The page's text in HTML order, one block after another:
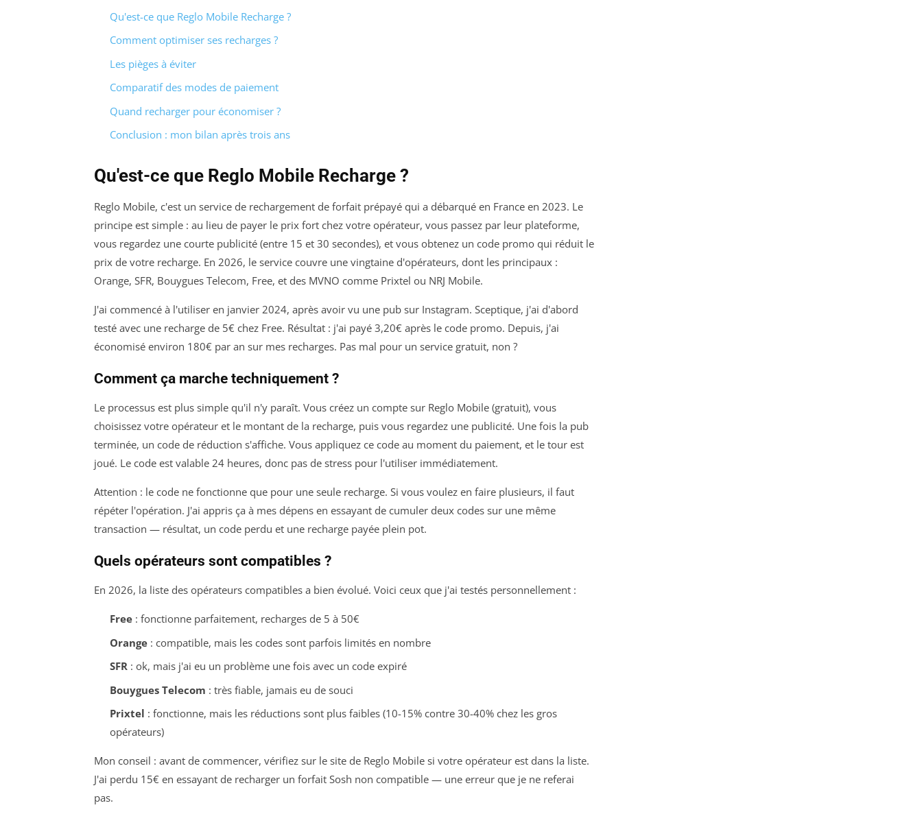
Qu'est-ce que Reglo Mobile Recharge ?
Comment optimiser ses recharges ?
Les pièges à éviter
Comparatif des modes de paiement
Quand recharger pour économiser ?
Conclusion : mon bilan après trois ans
Qu'est-ce que Reglo Mobile Recharge ?
Reglo Mobile, c'est un service de rechargement de forfait prépayé qui a débarqué en France en 2023. Le
principe est simple : au lieu de payer le prix fort chez votre opérateur, vous passez par leur plateforme,
vous regardez une courte publicité (entre 15 et 30 secondes), et vous obtenez un code promo qui réduit le
prix de votre recharge. En 2026, le service couvre une vingtaine d'opérateurs, dont les principaux :
Orange, SFR, Bouygues Telecom, Free, et des MVNO comme Prixtel ou NRJ Mobile.
J'ai commencé à l'utiliser en janvier 2024, après avoir vu une pub sur Instagram. Sceptique, j'ai d'abord
testé avec une recharge de 5€ chez Free. Résultat : j'ai payé 3,20€ après le code promo. Depuis, j'ai
économisé environ 180€ par an sur mes recharges. Pas mal pour un service gratuit, non ?
Comment ça marche techniquement ?
Le processus est plus simple qu'il n'y paraît. Vous créez un compte sur Reglo Mobile (gratuit), vous
choisissez votre opérateur et le montant de la recharge, puis vous regardez une publicité. Une fois la pub
terminée, un code de réduction s'affiche. Vous appliquez ce code au moment du paiement, et le tour est
joué. Le code est valable 24 heures, donc pas de stress pour l'utiliser immédiatement.
Attention : le code ne fonctionne que pour une seule recharge. Si vous voulez en faire plusieurs, il faut
répéter l'opération. J'ai appris ça à mes dépens en essayant de cumuler deux codes sur une même
transaction — résultat, un code perdu et une recharge payée plein pot.
Quels opérateurs sont compatibles ?
En 2026, la liste des opérateurs compatibles a bien évolué. Voici ceux que j'ai testés personnellement :
Free: fonctionne parfaitement, recharges de 5 à 50€
Orange: compatible, mais les codes sont parfois limités en nombre
SFR: ok, mais j'ai eu un problème une fois avec un code expiré
Bouygues Telecom : très fiable, jamais eu de souci
Prixtel : fonctionne, mais les réductions sont plus faibles (10-15% contre 30-40% chez les gros
opérateurs)
Mon conseil : avant de commencer, vérifiez sur le site de Reglo Mobile si votre opérateur est dans la liste.
J'ai perdu 15€ en essayant de recharger un forfait Sosh non compatible — une erreur que je ne referai
pas.